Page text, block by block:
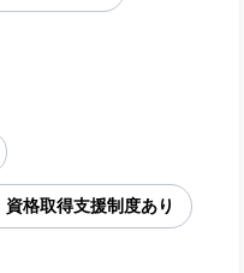
資格取得支援制度あり